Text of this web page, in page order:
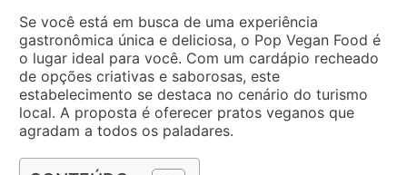
Se você está em busca de uma experiência
gastronômica única e deliciosa, o Pop Vegan Food é
o lugar ideal para você. Com um cardápio recheado
de opções criativas e saborosas, este
estabelecimento se destaca no cenário do turismo
local. A proposta é oferecer pratos veganos que
agradam a todos os paladares.